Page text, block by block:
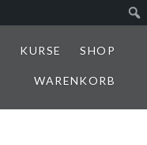
KURSE SHOP
WARENKORB